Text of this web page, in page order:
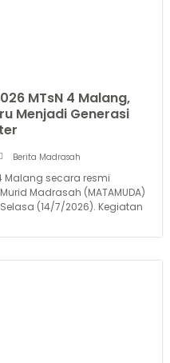
MTsN 4 Malang,
Menjadi Generasi
Berita Madrasah
Malang secara resmi
Madrasah (MATAMUDA)
(14/7/2026). Kegiatan